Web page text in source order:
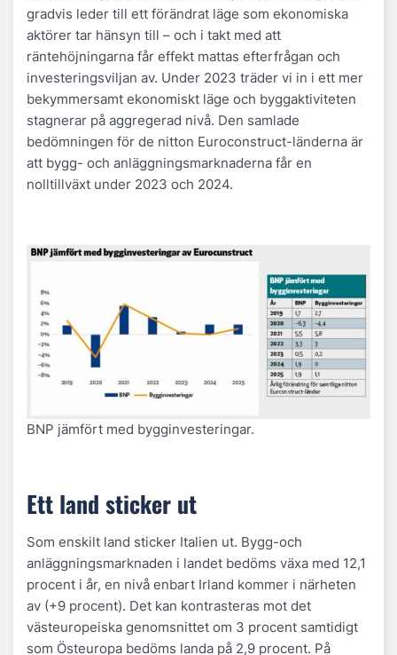
gradvis leder till ett förändrat läge som ekonomiska
aktörer tar hänsyn till – och i takt med att
räntehöjningarna får effekt mattas efterfrågan och
investeringsviljan av. Under 2023 träder vi in i ett mer
bekymmersamt ekonomiskt läge och byggaktiviteten
stagnerar på aggregerad nivå. Den samlade
bedömningen för de nitton Euroconstruct-länderna är
att bygg- och anläggningsmarknaderna får en
nolltillväxt under 2023 och 2024.
BNP jämfört med bygginvesteringar.
Ett land sticker ut
Som enskilt land sticker Italien ut. Bygg-och
anläggningsmarknaden i landet bedöms växa med 12,1
procent i år, en nivå enbart Irland kommer i närheten
av (+9 procent). Det kan kontrasteras mot det
västeuropeiska genomsnittet om 3 procent samtidigt
som Östeuropa bedöms landa på 2,9 procent. På